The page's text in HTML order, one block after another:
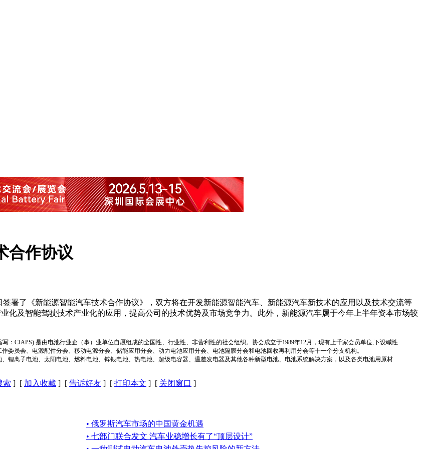
合作协议
了《新能源智能汽车技术合作协议》，双方将在开发新能源智能汽车、新能源汽车新技术的应用以及技术交流等
化及智能驾驶技术产业化的应用，提高公司的技术优势及市场竞争力。此外，新能源汽车属于今年上半年资本市场较
写：CIAPS) 是由电池行业企（事）业单位自愿组成的全国性、行业性、非营利性的社会组织。协会成立于1989年12月，现有上千家会员单位,下设碱性
员会、电源配件分会、移动电源分会、储能应用分会、动力电池应用分会、电池隔膜分会和电池回收再利用分会等十一个分支机构。
锂离子电池、太阳电池、燃料电池、锌银电池、热电池、超级电容器、温差发电器及其他各种新型电池、电池系统解决方案，以及各类电池用原材
索 ] [ 加入收藏 ] [ 告诉好友 ] [ 打印本文 ] [ 关闭窗口 ]
• 俄罗斯汽车市场的中国黄金机遇
• 七部门联合发文 汽车业稳增长有了“顶层设计”